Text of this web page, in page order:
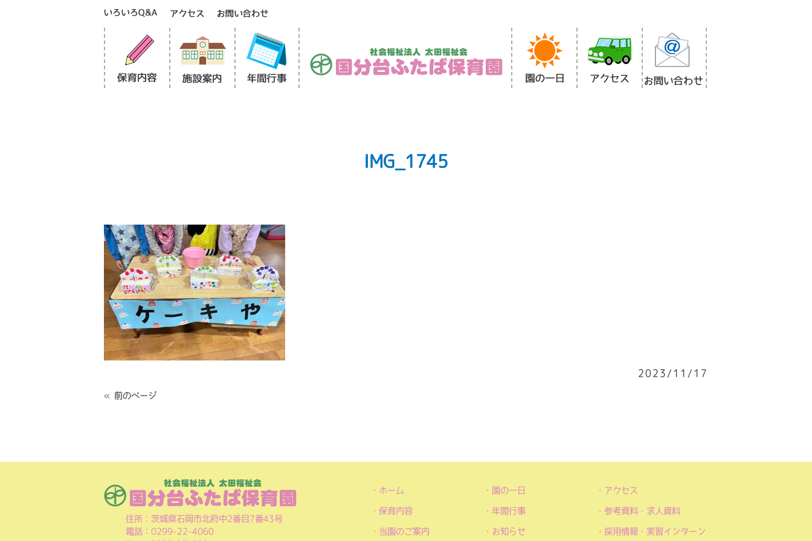
IMG_1745
2023/11/17
« 前のページ
住所：茨城県石岡市北府中2番目7番43号
電話：0299-22-4060
ホーム
保育内容
当園のご案内
園の一日
年間行事
お知らせ
アクセス
参考資料・求人資料
採用情報・実習インターン